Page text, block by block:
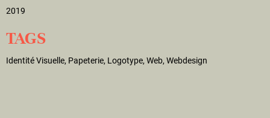
2019
TAGS
Identité Visuelle, Papeterie, Logotype, Web, Webdesign